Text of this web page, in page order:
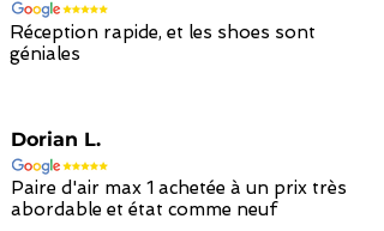
Réception rapide, et les shoes sont
géniales
Dorian L.
Paire d'air max 1 achetée à un prix très
abordable et état comme neuf